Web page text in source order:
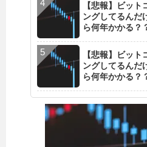
【悲報】ビッ
ングしてるんだ
ら何年かかる？
【悲報】ビッ
ングしてるんだ
ら何年かかる？